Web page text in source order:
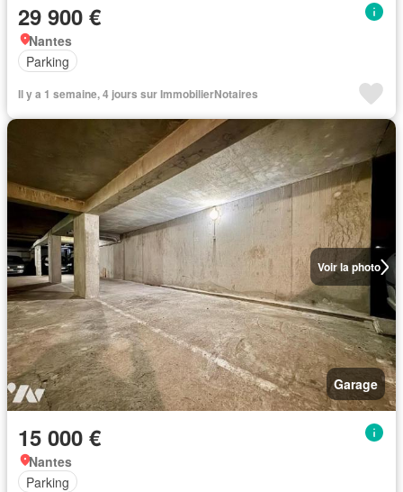
29 900 €
Nantes
Parking
Il y a 1 semaine, 4 jours sur ImmobilierNotaires
Voir la photo
Garage
15 000 €
Nantes
Parking